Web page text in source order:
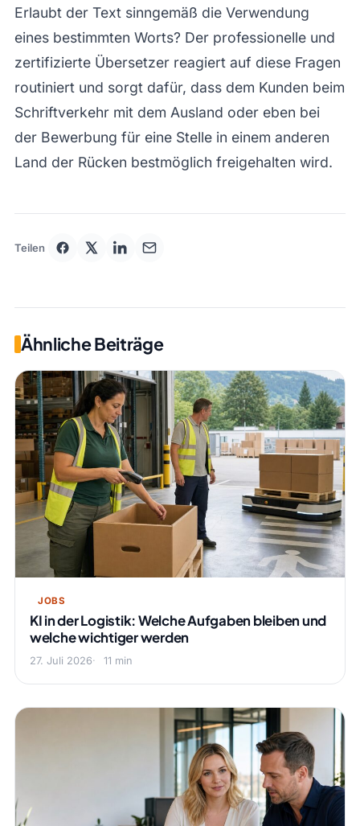
Erlaubt der Text sinngemäß die Verwendung
eines bestimmten Worts? Der professionelle und
zertifizierte Übersetzer reagiert auf diese Fragen
routiniert und sorgt dafür, dass dem Kunden beim
Schriftverkehr mit dem Ausland oder eben bei
der Bewerbung für eine Stelle in einem anderen
Land der Rücken bestmöglich freigehalten wird.
Teilen
Ähnliche Beiträge
JOBS
KI in der Logistik: Welche Aufgaben bleiben und
welche wichtiger werden
27. Juli 2026 11 min